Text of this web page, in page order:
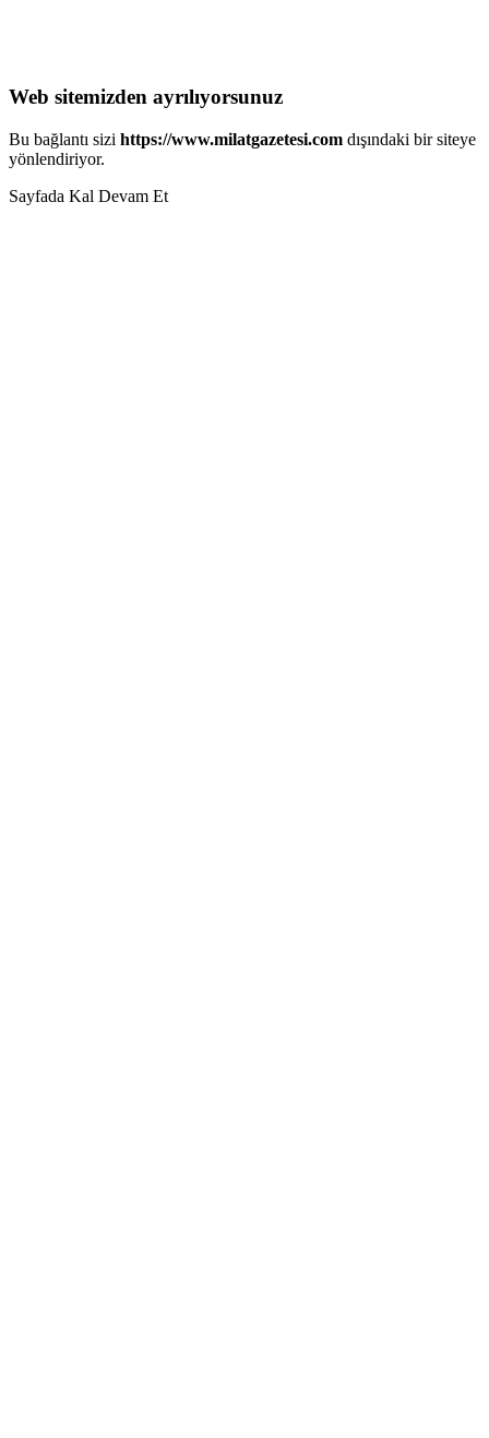
Web sitemizden ayrılıyorsunuz
Bu bağlantı sizi https://www.milatgazetesi.com dışındaki bir siteye
yönlendiriyor.
Sayfada Kal Devam Et